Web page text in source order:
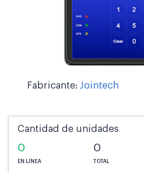
Fabricante: Jointech
Cantidad de unidades
0
EN LÍNEA
0
TOTAL